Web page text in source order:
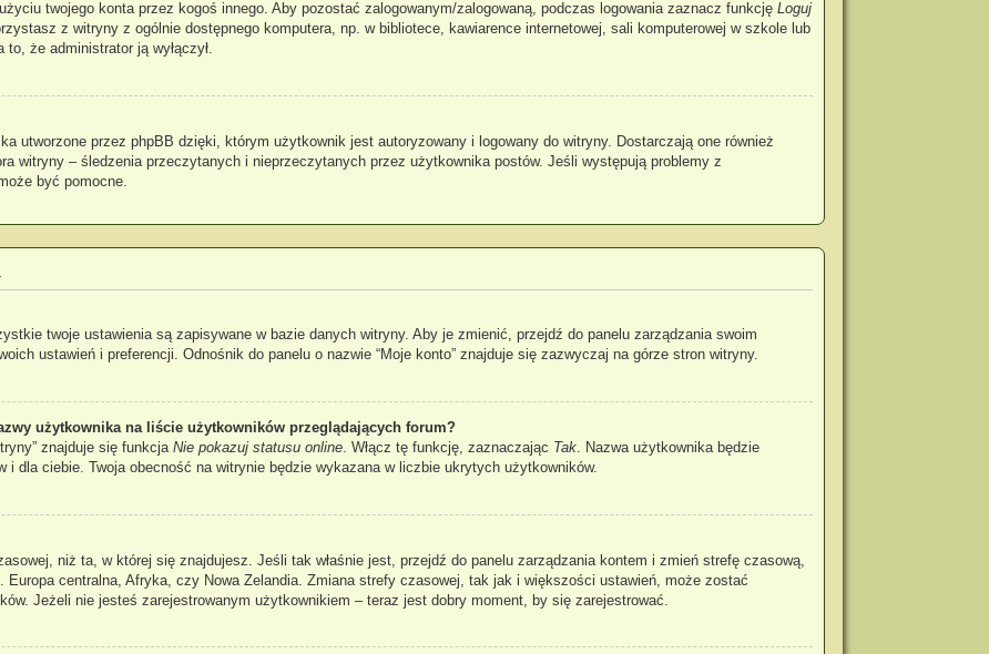
twojego konta przez kogoś innego. Aby pozostać zalogowanym/zalogowaną, podczas logowania zaznacz funkcję Loguj
z witryny z ogólnie dostępnego komputera, np. w bibliotece, kawiarence internetowej, sali komputerowej w szkole lub
że administrator ją wyłączył.
utworzone przez phpBB dzięki, którym użytkownik jest autoryzowany i logowany do witryny. Dostarczają one również
witryny – śledzenia przeczytanych i nieprzeczytanych przez użytkownika postów. Jeśli występują problemy z
być pomocne.
twoje ustawienia są zapisywane w bazie danych witryny. Aby je zmienić, przejdź do panelu zarządzania swoim
ustawień i preferencji. Odnośnik do panelu o nazwie “Moje konto” znajduje się zazwyczaj na górze stron witryny.
użytkownika na liście użytkowników przeglądających forum?
znajduje się funkcja Nie pokazuj statusu online. Włącz tę funkcję, zaznaczając Tak. Nazwa użytkownika będzie
i dla ciebie. Twoja obecność na witrynie będzie wykazana w liczbie ukrytych użytkowników.
niż ta, w której się znajdujesz. Jeśli tak właśnie jest, przejdź do panelu zarządzania kontem i zmień strefę czasową,
Europa centralna, Afryka, czy Nowa Zelandia. Zmiana strefy czasowej, tak jak i większości ustawień, może zostać
Jeżeli nie jesteś zarejestrowanym użytkownikiem – teraz jest dobry moment, by się zarejestrować.